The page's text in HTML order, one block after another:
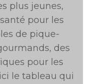
plus jeunes,
pour les
de pique-
des
pour les
le tableau qui